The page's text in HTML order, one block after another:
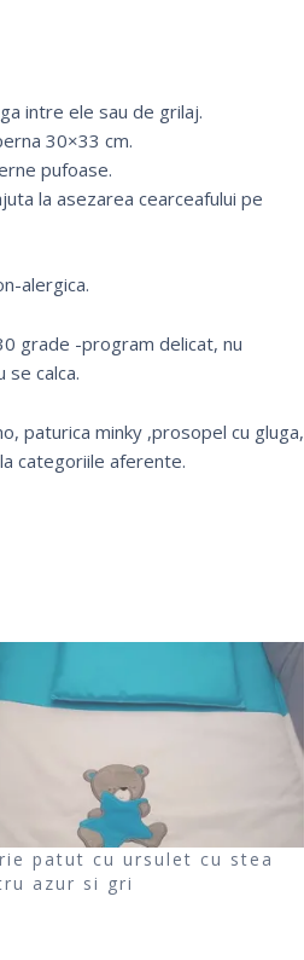
intre ele sau de grilaj.
30×33 cm.
pufoase.
la asezarea cearceafului pe
alergica.
grade -program delicat, nu
se calca.
paturica minky ,prosopel cu gluga,
categoriile aferente.
patut cu ursulet cu stea
azur si gri